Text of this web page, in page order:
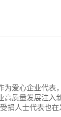
爱心企业代表
质量发展注入
捐人士代表也